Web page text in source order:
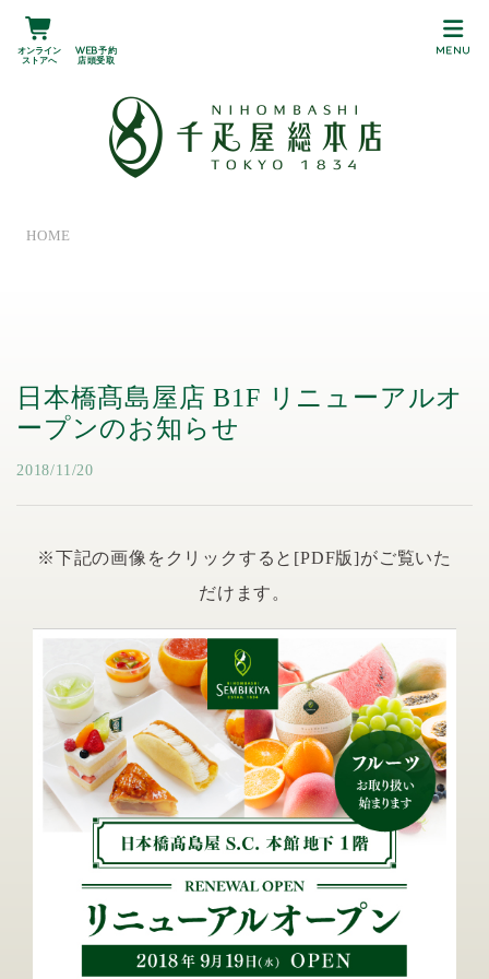
オンライン
ストアへ
Web予約
店頭受取
MENU
HOME
日本橋髙島屋店 B1F リニューアルオ
ープンのお知らせ
2018/11/20
※下記の画像をクリックすると[PDF版]がご覧いた
だけます。